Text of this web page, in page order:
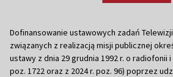
Dofinansowanie ustawowych zadań
związanych z realizacją misji publicznej
ustawy z dnia 29 grudnia 1992 r. o radiofonii i
poz. 1722 oraz z 2024 r. poz. 96) poprzez